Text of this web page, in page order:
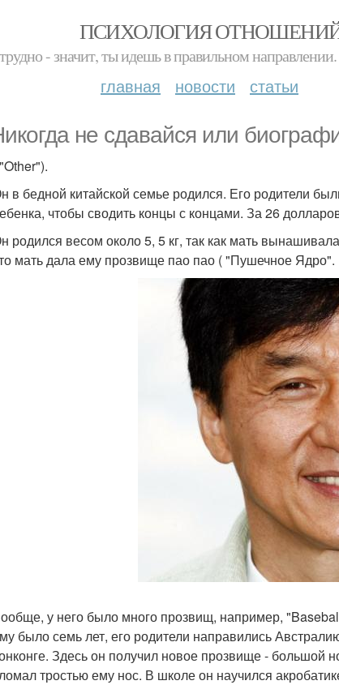
ПСИХОЛОГИЯ
- значит, ты идешь в правильном
главная новости статьи
не сдавайся или
в бедной китайской семье родился. Его родители
чтобы сводить концы с концами. За 26
родился весом около 5, 5 кг, так как мать
мать дала ему прозвище пао пао ( "Пушечное Ядро".
у него было много прозвищ, например,
было семь лет, его родители направились
Здесь он получил новое прозвище - большой
тростью ему нос. В школе он научился